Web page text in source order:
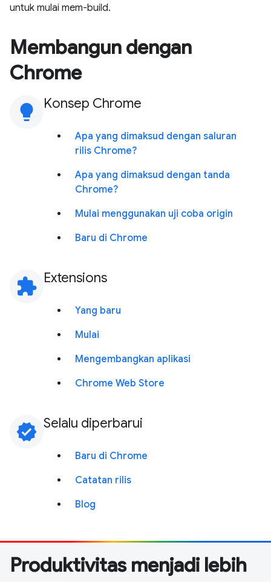
untuk mulai mem-build.
Membangun dengan
Chrome
lightbulb Konsep Chrome
Apa yang dimaksud dengan saluran
rilis Chrome?
Apa yang dimaksud dengan tanda
Chrome?
Mulai menggunakan uji coba origin
Baru di Chrome
extension Extensions
Yang baru
Mulai
Mengembangkan aplikasi
Chrome Web Store
verified Selalu diperbarui
Baru di Chrome
Catatan rilis
Blog
Produktivitas menjadi lebih